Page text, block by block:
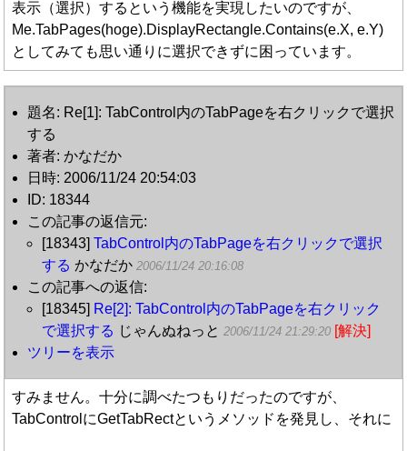
表示（選択）するという機能を実現したいのですが、
Me.TabPages(hoge).DisplayRectangle.Contains(e.X, e.Y)
としてみても思い通りに選択できずに困っています。
題名: Re[1]: TabControl内のTabPageを右クリックで選択
する
著者: かなだか
日時: 2006/11/24 20:54:03
ID: 18344
この記事の返信元:
[18343] TabControl内のTabPageを右クリックで選択
する かなだか 2006/11/24 20:16:08
この記事への返信:
[18345] Re[2]: TabControl内のTabPageを右クリック
で選択する じゃんぬねっと 2006/11/24 21:29:20 [解決]
ツリーを表示
すみません。十分に調べたつもりだったのですが、
TabControlにGetTabRectというメソッドを発見し、それに